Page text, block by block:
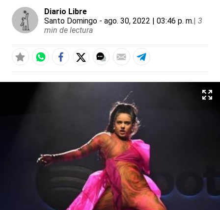
Diario Libre
Santo Domingo - ago. 30, 2022 | 03:46 p. m.| 3
min de lectura